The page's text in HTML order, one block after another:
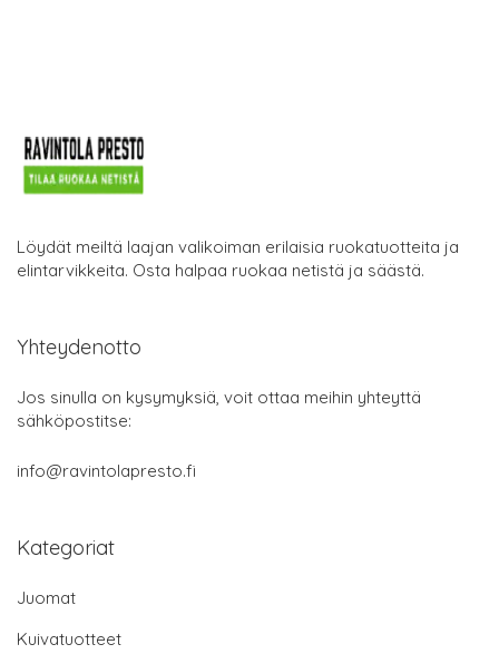
Löydät meiltä laajan valikoiman erilaisia ruokatuotteita ja
elintarvikkeita. Osta halpaa ruokaa netistä ja säästä.
Yhteydenotto
Jos sinulla on kysymyksiä, voit ottaa meihin yhteyttä
sähköpostitse:
info@ravintolapresto.fi
Kategoriat
Juomat
Kuivatuotteet